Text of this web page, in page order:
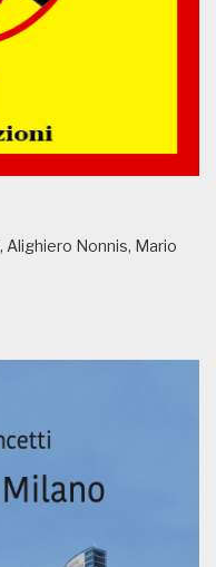
Nonnis, Mario